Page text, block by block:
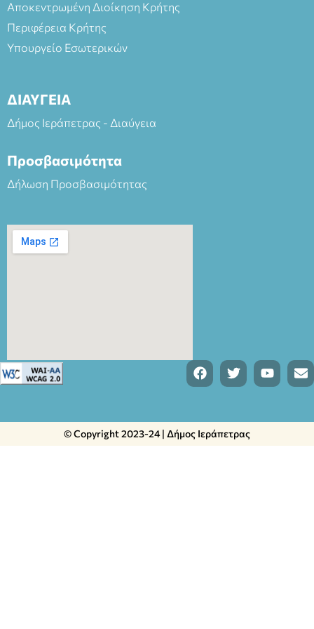
Αποκεντρωμένη Διοίκηση Κρήτης
Περιφέρεια Κρήτης
Υπουργείο Εσωτερικών
ΔΙΑΥΓΕΙΑ
Δήμος Ιεράπετρας - Διαύγεια
Προσβασιμότητα
Δήλωση Προσβασιμότητας
© Copyright 2023-24 | Δήμος Ιεράπετρας